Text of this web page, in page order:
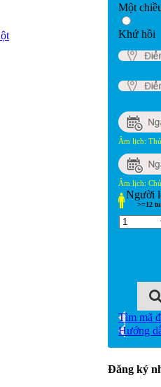
Một
Khứ hồi
Âm lịch:
Âm lịch:
Người
>=12
Tìm mã
Hướng
Đăng ký